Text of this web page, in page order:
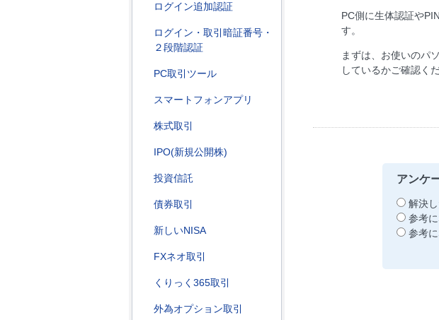
ログイン追加認証
ログイン・取引暗証番号・
２段階認証
PC取引ツール
スマートフォンアプリ
株式取引
IPO(新規公開株)
投資信託
債券取引
新しいNISA
FXネオ取引
くりっく365取引
外為オプション取引
PC側に生体認証や
す。
まずは、お使いのパ
しているかご確認くだ
アンケ
解決
参考
参考